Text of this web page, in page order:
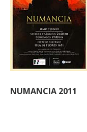
NUMANCIA 2011